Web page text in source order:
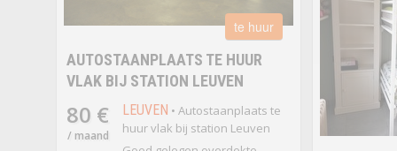
te huur
AUTOSTAANPLAATS TE HUUR
VLAK BIJ STATION LEUVEN
80 €
/ maand
LEUVEN • Autostaanplaats te
huur vlak bij station Leuven